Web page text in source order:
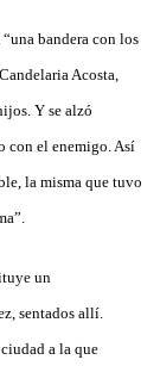
bandera con los
Acosta,
Y se alzó
con el enemigo. Así
la misma que tuvo
un
sentados allí.
a la que